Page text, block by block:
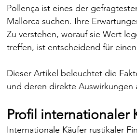
Pollença ist eines der
Mallorca suchen. Ihre
Zu verstehen, worauf sie Wert
treffen, ist entscheidend für
Dieser Artikel beleuchtet die
und deren direkte Auswirkungen
Profil internationaler
Internationale Käufer rustikaler